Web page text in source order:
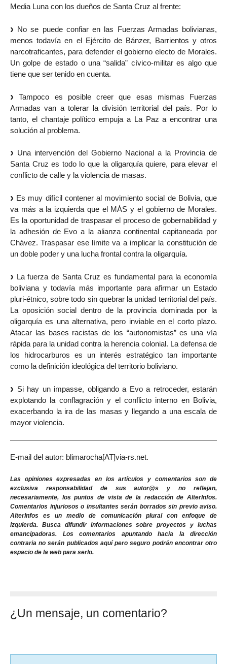
Media Luna con los dueños de Santa Cruz al frente:
No se puede confiar en las Fuerzas Armadas bolivianas,
menos todavía en el Ejército de Bánzer, Barrientos y otros
narcotraficantes, para defender el gobierno electo de Morales.
Un golpe de estado o una “salida” cívico-militar es algo que
tiene que ser tenido en cuenta.
Tampoco es posible creer que esas mismas Fuerzas
Armadas van a tolerar la división territorial del país. Por lo
tanto, el chantaje político empuja a La Paz a encontrar una
solución al problema.
Una intervención del Gobierno Nacional a la Provincia de
Santa Cruz es todo lo que la oligarquía quiere, para elevar el
conflicto de calle y la violencia de masas.
Es muy difícil contener al movimiento social de Bolivia, que
va más a la izquierda que el MÁS y el gobierno de Morales.
Es la oportunidad de traspasar el proceso de gobernabilidad y
la adhesión de Evo a la alianza continental capitaneada por
Chávez. Traspasar ese límite va a implicar la constitución de
un doble poder y una lucha frontal contra la oligarquía.
La fuerza de Santa Cruz es fundamental para la economía
boliviana y todavía más importante para afirmar un Estado
pluri-étnico, sobre todo sin quebrar la unidad territorial del país.
La oposición social dentro de la provincia dominada por la
oligarquía es una alternativa, pero inviable en el corto plazo.
Atacar las bases racistas de los “autonomistas” es una vía
rápida para la unidad contra la herencia colonial. La defensa de
los hidrocarburos es un interés estratégico tan importante
como la definición ideológica del territorio boliviano.
Si hay un impasse, obligando a Evo a retroceder, estarán
explotando la conflagración y el conflicto interno en Bolivia,
exacerbando la ira de las masas y llegando a una escala de
mayor violencia.
E-mail del autor: blimarocha[AT]via-rs.net.
Las opiniones expresadas en los artículos y comentarios son de
exclusiva responsabilidad de sus autor@s y no reflejan,
necesariamente, los puntos de vista de la redacción de AlterInfos.
Comentarios injuriosos o insultantes serán borrados sin previo aviso.
AlterInfos es un medio de comunicación plural con enfoque de
izquierda. Busca difundir informaciones sobre proyectos y luchas
emancipadoras. Los comentarios apuntando hacia la dirección
contraria no serán publicados aquí pero seguro podrán encontrar otro
espacio de la web para serlo.
¿Un mensaje, un comentario?